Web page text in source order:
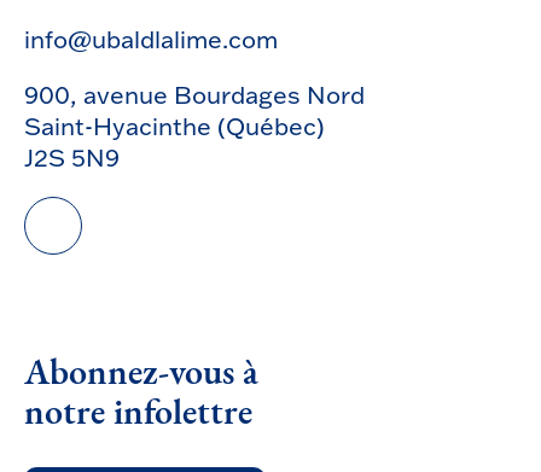
info@ubaldlalime.com
900, avenue Bourdages Nord
Saint-Hyacinthe (Québec)
J2S 5N9
Abonnez-vous à
notre infolettre